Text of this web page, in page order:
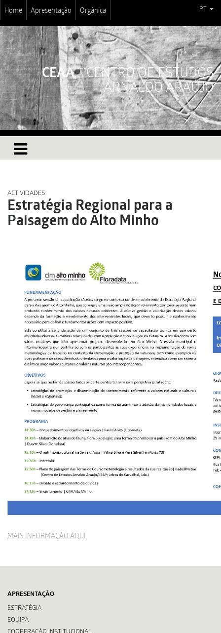
Home Apresentação Orgânica PT
CEAA- CENTRO DE ESTUDOS
ARNALDO ARAÚJO
ACTIVIDADES
Estratégia Regional para a
Paisagem do Alto Minho
MAIS INFORMAÇÃO AQUI
APRESENTAÇÃO
ESTRATÉGIA
EQUIPA